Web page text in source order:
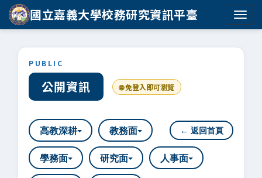
國立嘉義大學校務研究資訊平臺
PUBLIC
公開資訊 🌐 免登入即可瀏覽
← 返回首頁
高教深耕 教務面
學務面 研究面 人事面